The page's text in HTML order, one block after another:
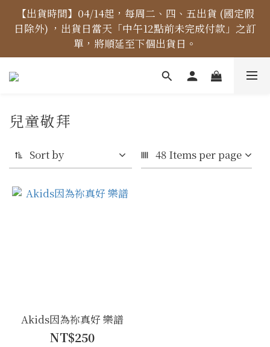
【價格標示更新】異象出版品-價格標示更新為原價，
折扣一律購物車計算。
【出貨時間】04/14起，每周二、四、五出貨 (國定假
日除外) ，出貨日當天「中午12點前未完成付款」之訂
單，將順延至下個出貨日。
【免運金額】台灣地區全站滿1000元免運費！
折扣一律購物車計算。
兒童敬拜
Sort by 48 Items per page
Akids因為祢真好 樂譜
NT$250